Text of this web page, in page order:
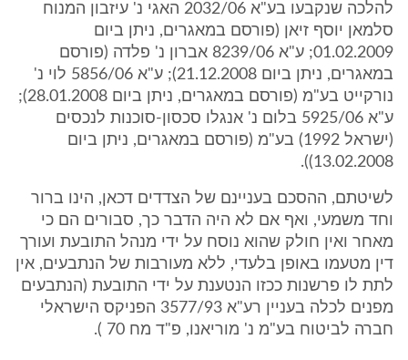
להלכה שנקבעו בע"א 2032/06 האגי נ' עיזבון המנוח
סלמאן יוסף זיאן (פורסם במאגרים, ניתן ביום
01.02.2009; ע"א 8239/06 אברון נ' פלדה (פורסם
במאגרים, ניתן ביום 21.12.2008); ע"א 5856/06 לוי נ'
נורקייט בע"מ (פורסם במאגרים, ניתן ביום 28.01.2008);
ע"א 5925/06 בלום נ' אנגלו סכסון-סוכנות לנכסים
(ישראל 1992) בע"מ (פורסם במאגרים, ניתן ביום
13.02.2008)).
לשיטתם, ההסכם בעניינם של הצדדים דכאן, הינו ברור
וחד משמעי, ואף אם לא היה הדבר כך, סבורים הם כי
מאחר ואין חולק שהוא נוסח על ידי מנהל התובעת ועורך
דין מטעמו באופן בלעדי, ללא מעורבות של הנתבעים, אין
לתת לו פרשנות ככזו הנטענת על ידי התובעת (הנתבעים
מפנים לכלה בעניין רע"א 3577/93 הפניקס הישראלי
חברה לביטוח בע"מ נ' מוריאנו, פ"ד מח 70 ).